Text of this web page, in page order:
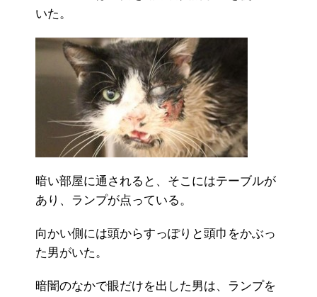
いた。
暗い部屋に通されると、そこにはテーブルが
あり、ランプが点っている。
向かい側には頭からすっぽりと頭巾をかぶっ
た男がいた。
暗闇のなかで眼だけを出した男は、ランプを